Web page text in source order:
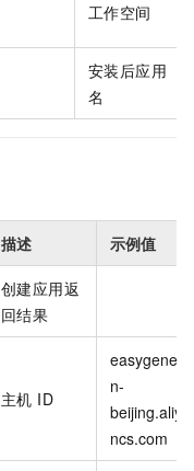
工作空间
安装后应用
名
描述 示例值
创建应用返
回结果
主机 ID
easygene.c
n-
beijing.aliyu
ncs.com